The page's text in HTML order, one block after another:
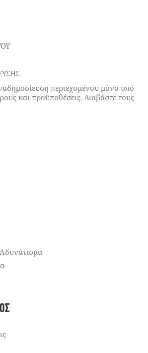
περιεχομένου μόνο υπό
και προϋποθέσεις. Διαβάστε τους